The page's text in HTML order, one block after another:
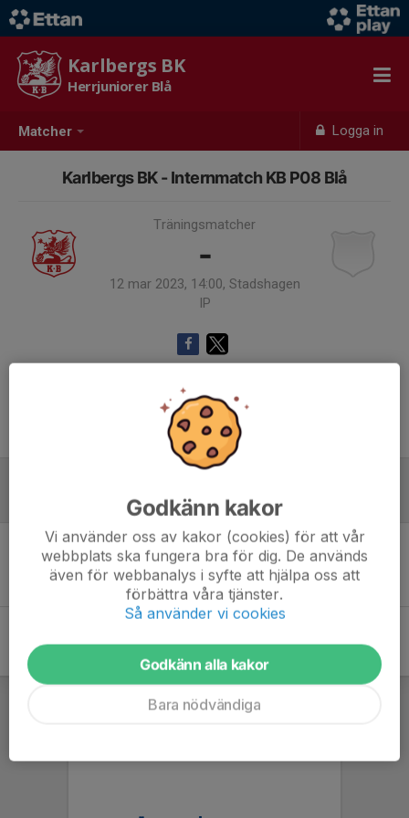
Matcher Logga in
Karlbergs BK
Herrjuniorer Blå
Karlbergs BK - Internmatch KB P08 Blå
Träningsmatcher
-
12 mar 2023, 14:00, Stadshagen
IP
Samling 13:00
Endast kallade kunde anmäla sig till aktiviteten. 18 personer var kallade.
Logga in här
Inget referat skrivet
Godkänn kakor
Vi använder oss av kakor (cookies) för att vår
webbplats ska fungera bra för dig. De används
även för webbanalys i syfte att hjälpa oss att
förbättra våra tjänster.
Så använder vi cookies
Godkänn alla kakor
Bara nödvändiga